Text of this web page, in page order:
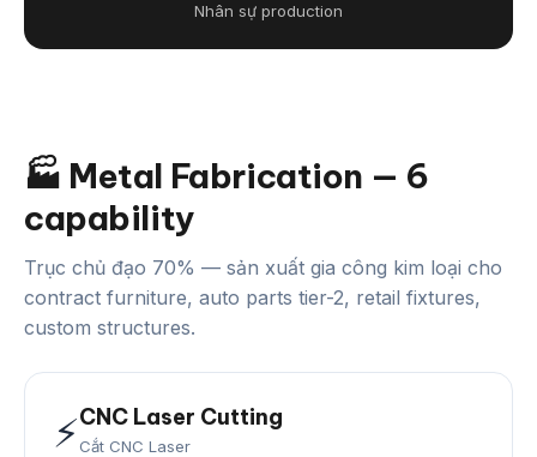
Nhân sự production
🏭 Metal Fabrication — 6
capability
Trục chủ đạo 70% — sản xuất gia công kim loại cho
contract furniture, auto parts tier-2, retail fixtures,
custom structures.
⚡CNC Laser Cutting
Cắt CNC Laser